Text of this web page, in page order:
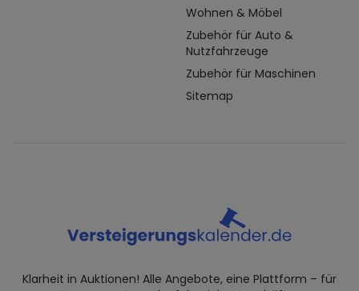
Wohnen & Möbel
Zubehör für Auto &
Nutzfahrzeuge
Zubehör für Maschinen
Sitemap
Klarheit in Auktionen! Alle Angebote, eine Plattform – für